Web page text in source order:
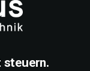
steuern.